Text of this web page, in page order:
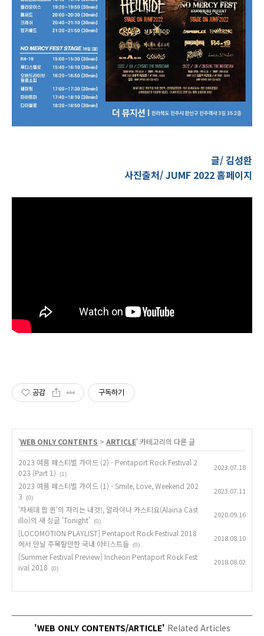
글/ 김성환
사진출처/ JUMF 2022 홈페이지
공감 구독하기
'WEB ONLY CONTENTS > ARTICLE' 카테고리의 다른 글
2023 여름 페스티벌 가이드 (2) - Pentaport Rock Festival 2
023 (Part 1)
(1)
2023.07.18
2023 여름 페스티벌 가이드 (1) - Smile, Love, Weekend 202
3
(0)
2023.07.11
'차세대 팝 퀸'의 자리는 내것!, 알라이나 카스티요(Alaina Cast
illo)의 새 싱글 'Tonight'
(0)
2020.09.16
[LOCOMOTION PLAYLIST] Pentaport Rock Festival 2018
에서 만날 주목할만한 국내 아티스트들 (0)
2018.08.10
[Summer Festival Preview] Incheon Pentaport Rock Fest
ival 2018
(0)
2018.08.02
'WEB ONLY CONTENTS/ARTICLE' Related Articles